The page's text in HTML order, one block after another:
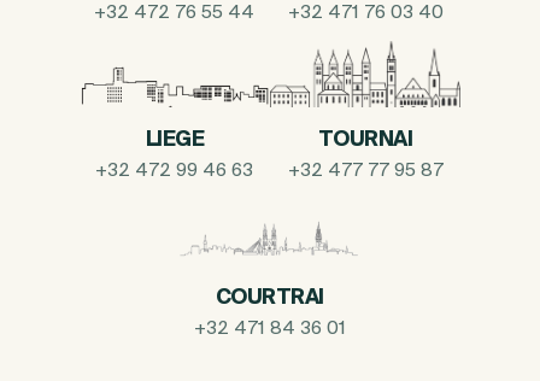
+32 472 76 55 44 +32 471 76 03 40
LIEGE
+32 472 99 46 63
TOURNAI
+32 477 77 95 87
COURTRAI
+32 471 84 36 01